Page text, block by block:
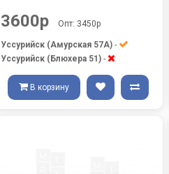
3600р Опт: 3450р
Уссурийск (Амурская 57А) -
Уссурийск (Блюхера 51) -
В корзину